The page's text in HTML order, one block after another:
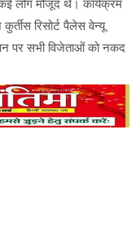
लोग मौजूद थे। कार्यक्रम
रिसोर्ट पैलेस वेन्यू
पर सभी विजेताओं को नकद